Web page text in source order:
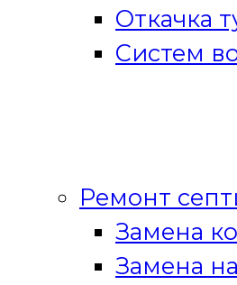
Откачка
Систем
Ремонт
Замена
Замена